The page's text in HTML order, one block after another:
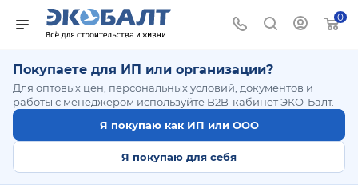
0
Покупаете для ИП или организации?
Для оптовых цен, персональных условий, документов и
работы с менеджером используйте B2B-кабинет ЭКО-Балт.
Я покупаю как ИП или ООО
Я покупаю для себя